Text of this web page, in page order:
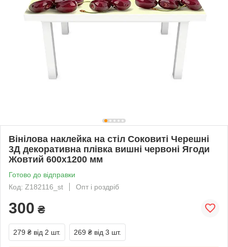
Вінілова наклейка на стіл Соковиті Черешні
3Д декоративна плівка вишні червоні Ягоди
Жовтий 600х1200 мм
Готово до відправки
Код: Z182116_st
Опт і роздріб
300 ₴
279 ₴ від 2 шт. 269 ₴ від 3 шт.